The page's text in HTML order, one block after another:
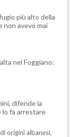
più alto della
non avevo mai
nel Foggiano:
difende la
lo fa arrestare
origini albanesi,